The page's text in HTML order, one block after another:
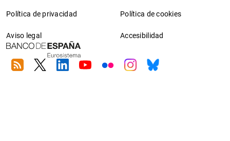
Política de privacidad Política de cookies
Aviso legal Accesibilidad
RSS TwitterLinkedin
YoutubeFlickrInstagram
Bluesky